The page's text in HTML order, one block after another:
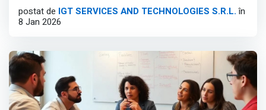
Travel and High-Growth Tech sectors.
Position Overview:
Afișează tot
postat de IGT SERVICES AND TECHNOLOGIES S.R.L. în
8 Jan 2026